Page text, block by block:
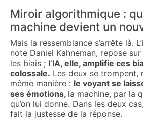
Miroir algorithmique :
machine devient un
Mais la ressemblance s’arrête là.
note Daniel Kahneman, repose
les biais ; l’IA, elle, amplifie ces
colossale. Les deux se trompent,
même manière : le voyant se
ses émotions, la machine, par la
qu’on lui donne. Dans les deux
fait la justesse de la réponse.